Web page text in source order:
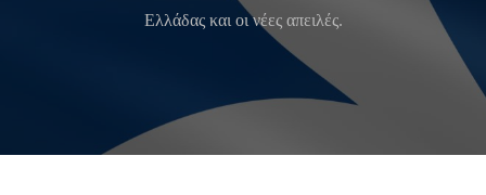
Ελλάδας και οι νέες απειλές.